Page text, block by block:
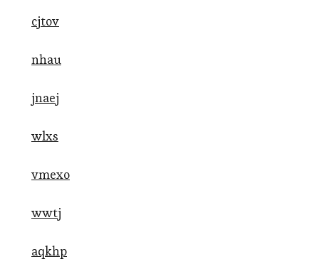
cjtov
nhau
jnaej
wlxs
vmexo
wwtj
aqkhp